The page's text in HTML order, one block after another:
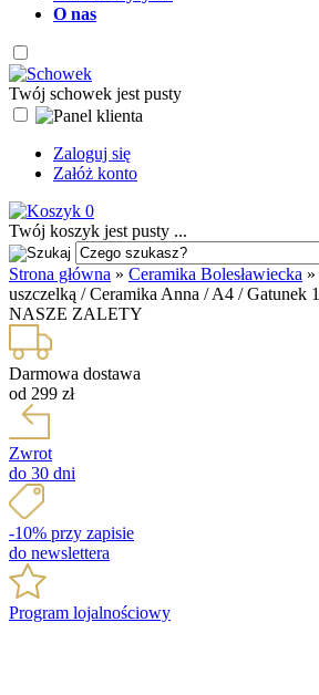
O nas
Twój schowek jest pusty
Zaloguj się
Załóż konto
0
Twój koszyk jest pusty ...
Strona główna » Ceramika Bolesławiecka »
uszczelką / Ceramika Anna / A4 / Gatunek 1
NASZE ZALETY
Darmowa dostawa
od 299 zł
Zwrot
do 30 dni
-10% przy zapisie
do newslettera
Program lojalnościowy